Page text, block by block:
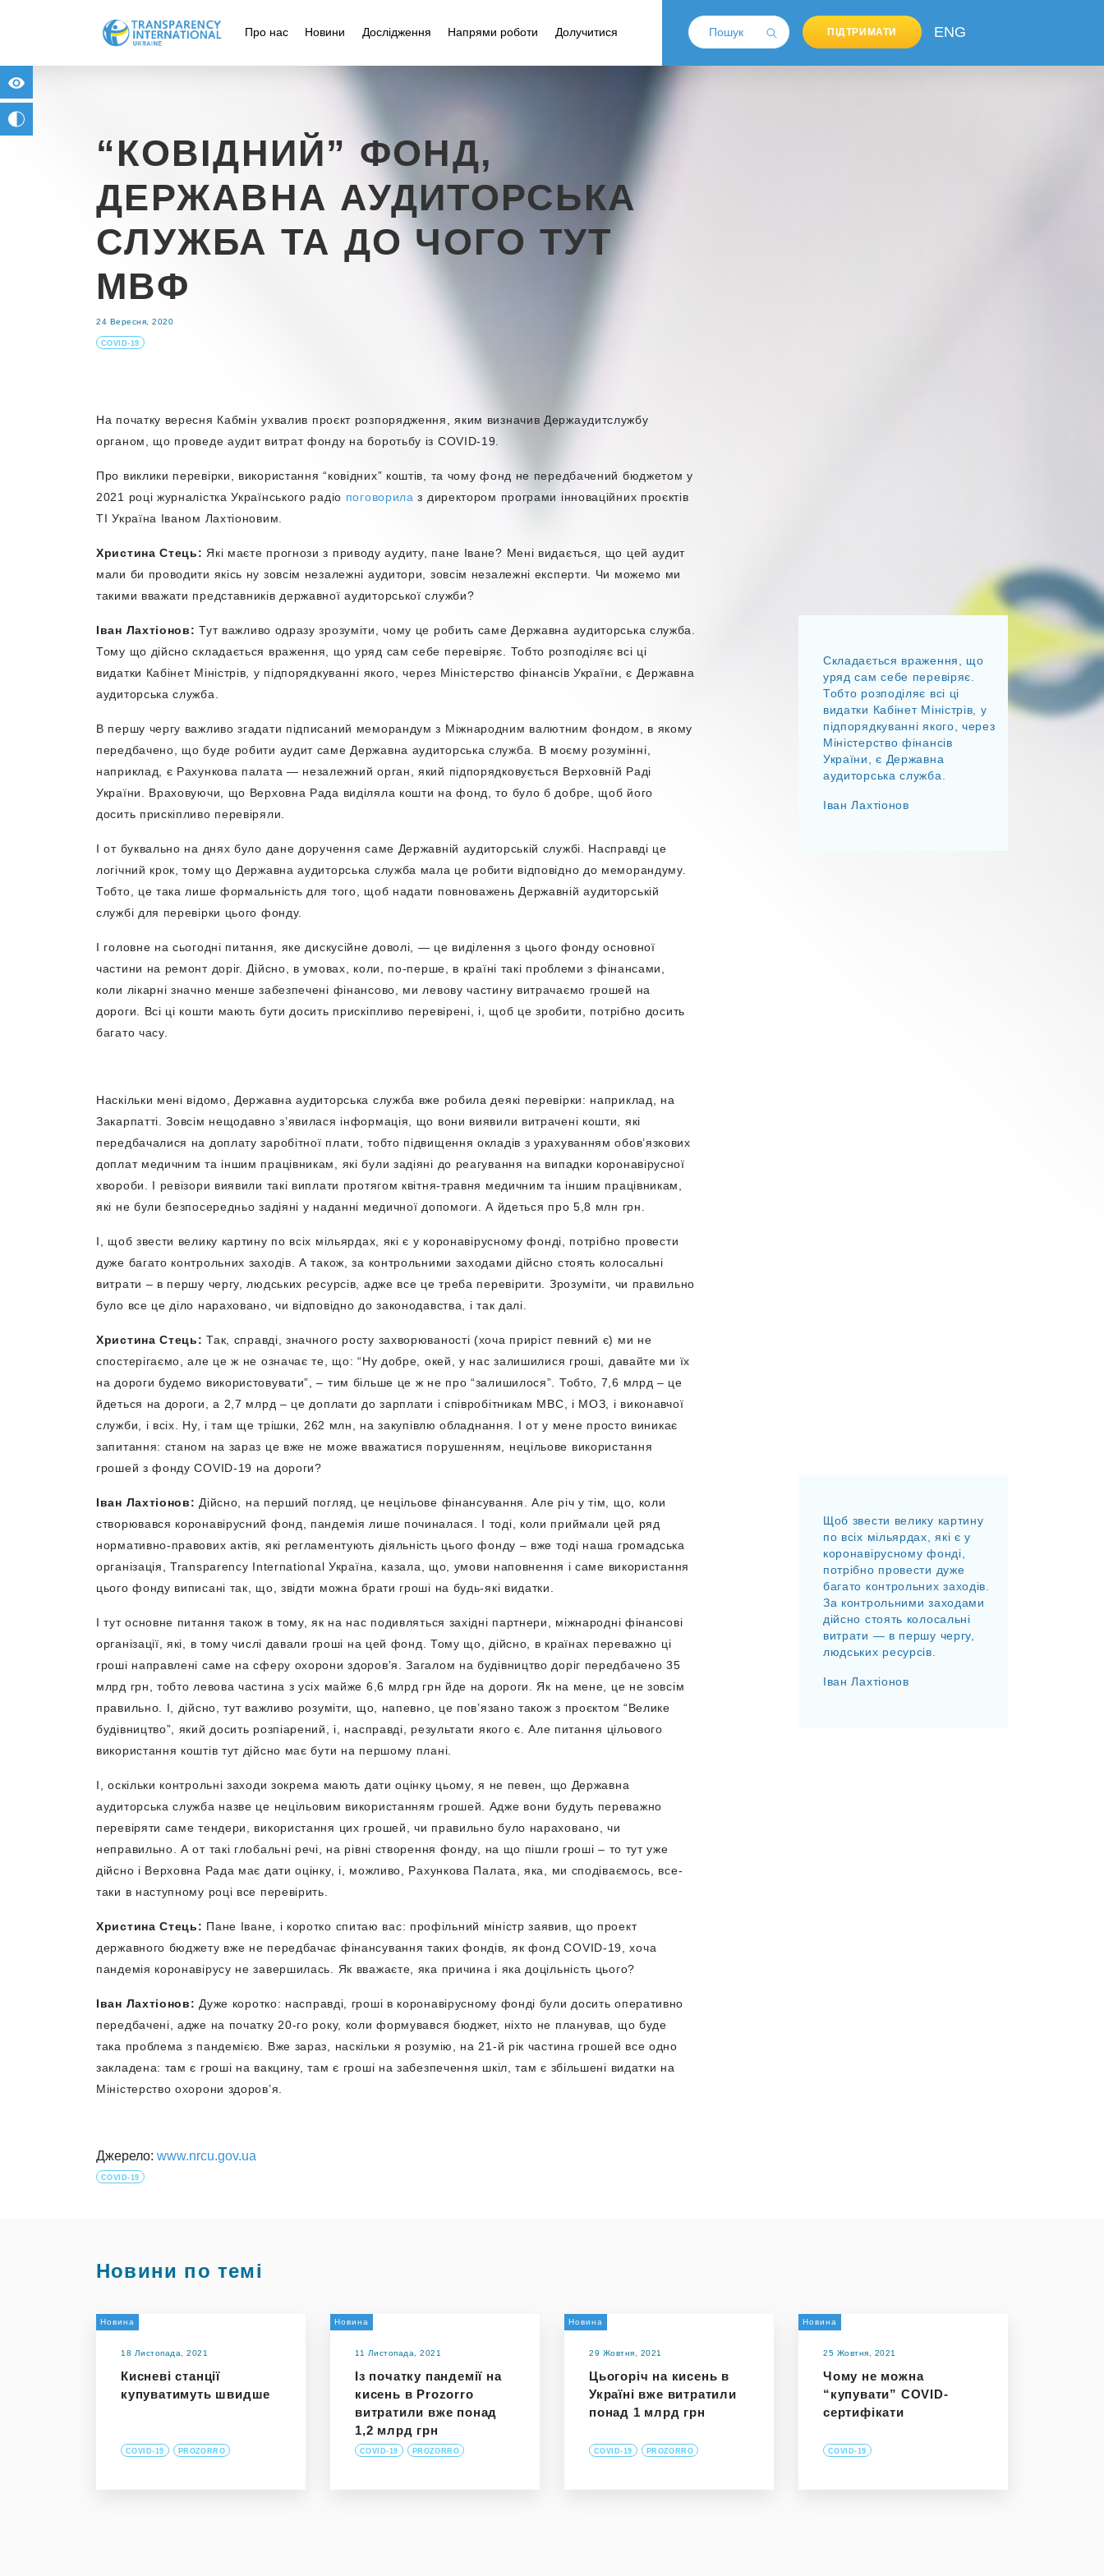
Про нас Новини Дослідження Напрями роботи Долучитися ПІДТРИМАТИ ENG
“КОВІДНИЙ” ФОНД,
ДЕРЖАВНА АУДИТОРСЬКА
СЛУЖБА ТА ДО ЧОГО ТУТ
МВФ
24 Вересня, 2020
COVID-19
На початку вересня Кабмін ухвалив проєкт розпорядження, яким визначив Держаудитслужбу
органом, що проведе аудит витрат фонду на боротьбу із COVID-19.
Про виклики перевірки, використання “ковідних” коштів, та чому фонд не передбачений бюджетом у
2021 році журналістка Українського радіо поговорила з директором програми інноваційних проєктів
TI Україна Іваном Лахтіоновим.
Христина Стець: Які маєте прогнози з приводу аудиту, пане Іване? Мені видається, що цей аудит
мали би проводити якісь ну зовсім незалежні аудитори, зовсім незалежні експерти. Чи можемо ми
такими вважати представників державної аудиторської служби?
Іван Лахтіонов: Тут важливо одразу зрозуміти, чому це робить саме Державна аудиторська служба.
Тому що дійсно складається враження, що уряд сам себе перевіряє. Тобто розподіляє всі ці
видатки Кабінет Міністрів, у підпорядкуванні якого, через Міністерство фінансів України, є Державна
аудиторська служба.
В першу чергу важливо згадати підписаний меморандум з Міжнародним валютним фондом, в якому
передбачено, що буде робити аудит саме Державна аудиторська служба. В моєму розумінні,
наприклад, є Рахункова палата — незалежний орган, який підпорядковується Верховній Раді
України. Враховуючи, що Верховна Рада виділяла кошти на фонд, то було б добре, щоб його
досить прискіпливо перевіряли.
І от буквально на днях було дане доручення саме Державній аудиторській службі. Насправді це
логічний крок, тому що Державна аудиторська служба мала це робити відповідно до меморандуму.
Тобто, це така лише формальність для того, щоб надати повноважень Державній аудиторській
службі для перевірки цього фонду.
І головне на сьогодні питання, яке дискусійне доволі, — це виділення з цього фонду основної
частини на ремонт доріг. Дійсно, в умовах, коли, по-перше, в країні такі проблеми з фінансами,
коли лікарні значно менше забезпечені фінансово, ми левову частину витрачаємо грошей на
дороги. Всі ці кошти мають бути досить прискіпливо перевірені, і, щоб це зробити, потрібно досить
багато часу.
Складається враження, що
уряд сам себе перевіряє.
Тобто розподіляє всі ці
видатки Кабінет Міністрів, у
підпорядкуванні якого, через
Міністерство фінансів
України, є Державна
аудиторська служба.
Іван Лахтіонов
Наскільки мені відомо, Державна аудиторська служба вже робила деякі перевірки: наприклад, на
Закарпатті. Зовсім нещодавно з’явилася інформація, що вони виявили витрачені кошти, які
передбачалися на доплату заробітної плати, тобто підвищення окладів з урахуванням обов’язкових
доплат медичним та іншим працівникам, які були задіяні до реагування на випадки коронавірусної
хвороби. І ревізори виявили такі виплати протягом квітня-травня медичним та іншим працівникам,
які не були безпосередньо задіяні у наданні медичної допомоги. А йдеться про 5,8 млн грн.
І, щоб звести велику картину по всіх мільярдах, які є у коронавірусному фонді, потрібно провести
дуже багато контрольних заходів. А також, за контрольними заходами дійсно стоять колосальні
витрати – в першу чергу, людських ресурсів, адже все це треба перевірити. Зрозуміти, чи правильно
було все це діло нараховано, чи відповідно до законодавства, і так далі.
Христина Стець:Так, справді, значного росту захворюваності (хоча приріст певний є) ми не
спостерігаємо, але це ж не означає те, що: “Ну добре, окей, у нас залишилися гроші, давайте ми їх
на дороги будемо використовувати”, – тим більше це ж не про “залишилося”. Тобто, 7,6 млрд – це
йдеться на дороги, а 2,7 млрд – це доплати до зарплати і співробітникам МВС, і МОЗ, і виконавчої
служби, і всіх. Ну, і там ще трішки, 262 млн, на закупівлю обладнання. І от у мене просто виникає
запитання: станом на зараз це вже не може вважатися порушенням, нецільове використання
грошей з фонду COVID-19 на дороги?
Іван Лахтіонов: Дійсно, на перший погляд, це нецільове фінансування. Але річ у тім, що, коли
створювався коронавірусний фонд, пандемія лише починалася. І тоді, коли приймали цей ряд
нормативно-правових актів, які регламентують діяльність цього фонду – вже тоді наша громадська
організація, Transparency International Україна, казала, що, умови наповнення і саме використання
цього фонду виписані так, що, звідти можна брати гроші на будь-які видатки.
І тут основне питання також в тому, як на нас подивляться західні партнери, міжнародні фінансові
організації, які, в тому числі давали гроші на цей фонд. Тому що, дійсно, в країнах переважно ці
гроші направлені саме на сферу охорони здоров’я. Загалом на будівництво доріг передбачено 35
млрд грн, тобто левова частина з усіх майже 6,6 млрд грн йде на дороги. Як на мене, це не зовсім
правильно. І, дійсно, тут важливо розуміти, що, напевно, це пов’язано також з проєктом “Велике
будівництво”, який досить розпіарений, і, насправді, результати якого є. Але питання цільового
використання коштів тут дійсно має бути на першому плані.
І, оскільки контрольні заходи зокрема мають дати оцінку цьому, я не певен, що Державна
аудиторська служба назве це нецільовим використанням грошей. Адже вони будуть переважно
перевіряти саме тендери, використання цих грошей, чи правильно було нараховано, чи
неправильно. А от такі глобальні речі, на рівні створення фонду, на що пішли гроші – то тут уже
дійсно і Верховна Рада має дати оцінку, і, можливо, Рахункова Палата, яка, ми сподіваємось, все-
таки в наступному році все перевірить.
Христина Стець: Пане Іване, і коротко спитаю вас: профільний міністр заявив, що проект
державного бюджету вже не передбачає фінансування таких фондів, як фонд COVID-19, хоча
пандемія коронавірусу не завершилась. Як вважаєте, яка причина і яка доцільність цього?
Іван Лахтіонов: Дуже коротко: насправді, гроші в коронавірусному фонді були досить оперативно
передбачені, адже на початку 20-го року, коли формувався бюджет, ніхто не планував, що буде
така проблема з пандемією. Вже зараз, наскільки я розумію, на 21-й рік частина грошей все одно
закладена: там є гроші на вакцину, там є гроші на забезпечення шкіл, там є збільшені видатки на
Міністерство охорони здоров’я.
Щоб звести велику картину
по всіх мільярдах, які є у
коронавірусному фонді,
потрібно провести дуже
багато контрольних заходів.
За контрольними заходами
дійсно стоять колосальні
витрати — в першу чергу,
людських ресурсів.
Іван Лахтіонов
Джерело: www.nrcu.gov.ua
COVID-19
Новини по темі
Новина
18 Листопада, 2021
Кисневі станції
купуватимуть швидше
COVID-19 PROZORRO
Новина
11 Листопада, 2021
Із початку пандемії на
кисень в Prozorro
витратили вже понад
1,2 млрд грн
COVID-19 PROZORRO
Новина
29 Жовтня, 2021
Цьогоріч на кисень в
Україні вже витратили
понад 1 млрд грн
COVID-19 PROZORRO
Новина
25 Жовтня, 2021
Чому не можна
“купувати” COVID-
сертифікати
COVID-19